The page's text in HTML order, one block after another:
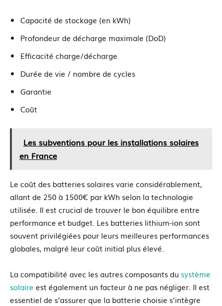
Capacité de stockage (en kWh)
Profondeur de décharge maximale (DoD)
Efficacité charge/décharge
Durée de vie / nombre de cycles
Garantie
Coût
Les subventions pour les installations solaires
en France
Le coût des batteries solaires varie considérablement,
allant de 250 à 1500€ par kWh selon la technologie
utilisée. Il est crucial de trouver le bon équilibre entre
performance et budget. Les batteries lithium-ion sont
souvent privilégiées pour leurs meilleures performances
globales, malgré leur coût initial plus élevé.
La compatibilité avec les autres composants du système
solaire est également un facteur à ne pas négliger. Il est
essentiel de s’assurer que la batterie choisie s’intègre